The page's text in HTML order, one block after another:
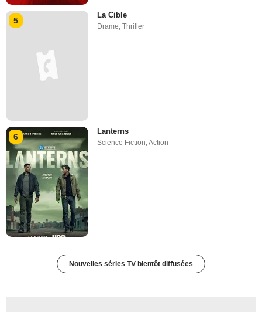
5
La Cible
Drame ,Thriller
6
Lanterns
Science Fiction,Action
Nouvelles séries TV bientôt diffusées